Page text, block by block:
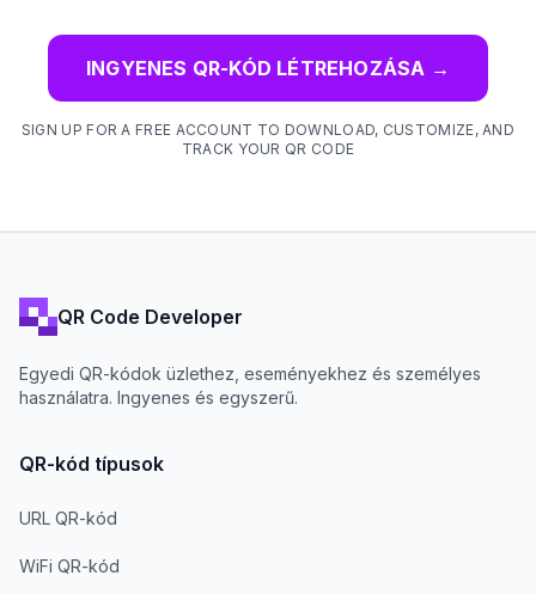
INGYENES QR-KÓD LÉTREHOZÁSA →
SIGN UP FOR A FREE ACCOUNT TO DOWNLOAD, CUSTOMIZE, AND
TRACK YOUR QR CODE
QR Code Developer
Egyedi QR-kódok üzlethez, eseményekhez és személyes
használatra. Ingyenes és egyszerű.
QR-kód típusok
URL QR-kód
WiFi QR-kód